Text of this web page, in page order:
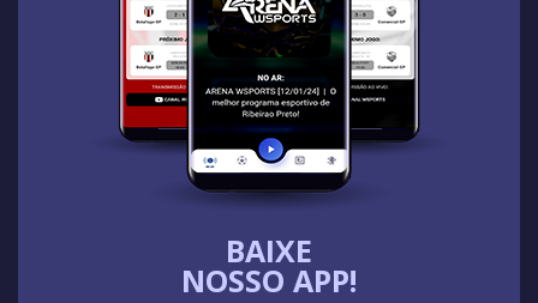
BAIXE
NOSSO APP!